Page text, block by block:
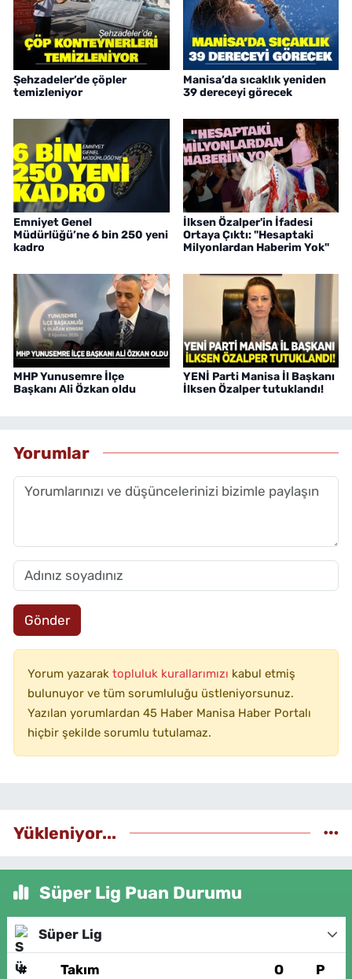
Şehzadeler’de çöpler
temizleniyor
Manisa’da sıcaklık yeniden
39 dereceyi görecek
Emniyet Genel
Müdürlüğü’ne 6 bin 250 yeni
kadro
İlksen Özalper'in İfadesi
Ortaya Çıktı: "Hesaptaki
Milyonlardan Haberim Yok"
MHP Yunusemre İlçe
Başkanı Ali Özkan oldu
YENİ Parti Manisa İl Başkanı
İlksen Özalper tutuklandı!
Yorumlar
Gönder
Yorum yazarak topluluk kurallarımızı kabul etmiş
bulunuyor ve tüm sorumluluğu üstleniyorsunuz.
Yazılan yorumlardan 45 Haber Manisa Haber Portalı
hiçbir şekilde sorumlu tutulamaz.
Yükleniyor...
Süper Lig Puan Durumu
Süper Lig
# Takım O P